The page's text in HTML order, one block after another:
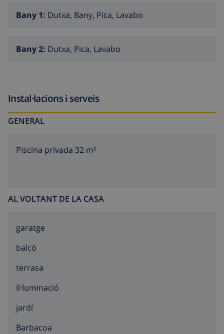
Bany 1: Dutxa, Bany, Pica, Lavabo
Bany 2: Dutxa, Pica, Lavabo
Instal·lacions i serveis
GENERAL
Piscina privada 32 m²
AL VOLTANT DE LA CASA
garatge
balcó
terrasa
Il·luminació
jardí
barbacoa